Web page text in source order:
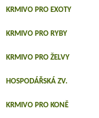
KRMIVO PRO EXOTY
KRMIVO PRO RYBY
KRMIVO PRO ŽELVY
HOSPODÁŘSKÁ ZV.
KRMIVO PRO KONĚ